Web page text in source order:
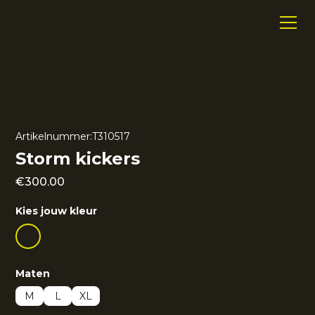
Artikelnummer:T310517
Storm kickers
€300.00
Kies jouw kleur
Maten
M
L XL